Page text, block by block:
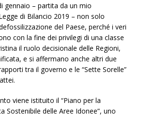
gennaio – partita da un mio
di Bilancio 2019 – non solo
del Paese, perché i veri
con la fine dei privilegi di una classe
il ruolo decisionale delle Regioni,
e si affermano anche altri due
tra il governo e le “Sette Sorelle”
viene istituito il “Piano per la
Sostenibile delle Aree Idonee”, uno